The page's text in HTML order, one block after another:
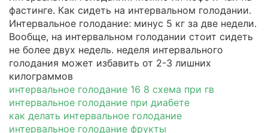
фастинге. Как сидеть на интервальном голодании.
Интервальное голодание: минус 5 кг за две недели.
Вообще, на интервальном голодании стоит сидеть
не более двух недель. неделя интервального
голодания может избавить от 2-3 лишних
килограммов
интервальное голодание 16 8 схема при гв
интервальное голодание при диабете
как делать интервальное голодание
интервальное голодание фрукты